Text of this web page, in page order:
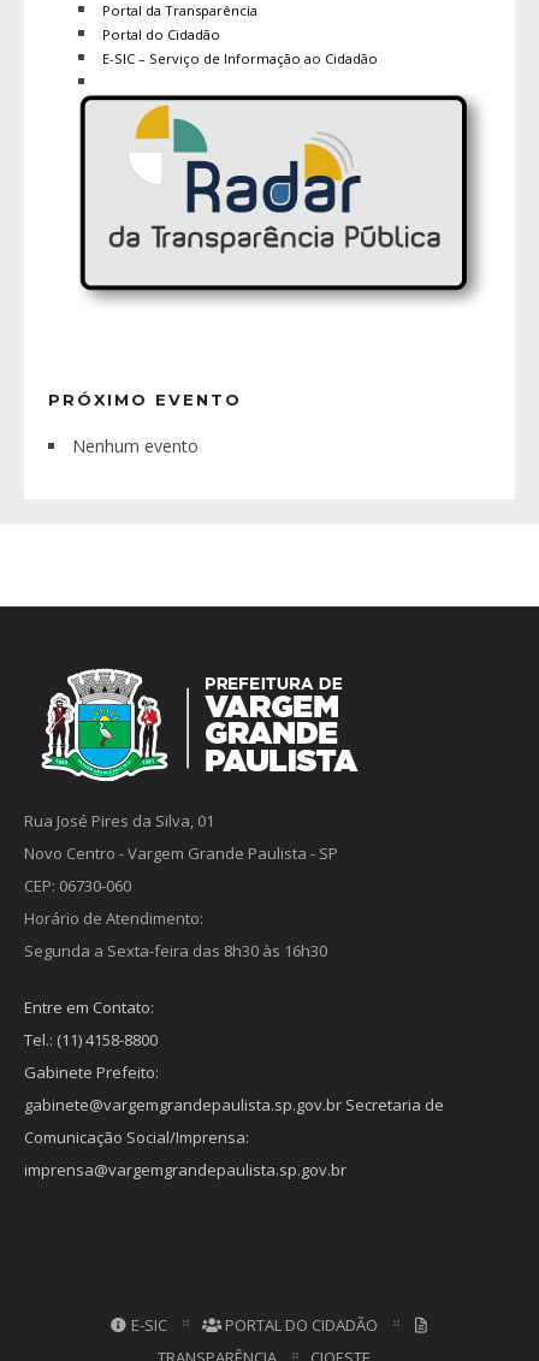
Portal da Transparência
Portal do Cidadão
E-SIC – Serviço de Informação ao Cidadão
PRÓXIMO EVENTO
Nenhum evento
Rua José Pires da Silva, 01
Novo Centro - Vargem Grande Paulista - SP
CEP: 06730-060
Horário de Atendimento:
Segunda a Sexta-feira das 8h30 às 16h30
Entre em Contato:
Tel.: (11) 4158-8800
Gabinete Prefeito:
gabinete@vargemgrandepaulista.sp.gov.br Secretaria de
Comunicação Social/Imprensa:
imprensa@vargemgrandepaulista.sp.gov.br
E-SIC
PORTAL DO CIDADÃO